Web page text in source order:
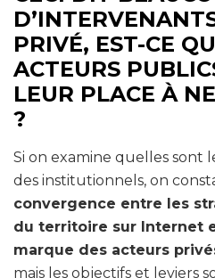
PRIVÉ, EST-CE
ACTEURS
LEUR PLACE À
?
Si on examine quelles sont
des institutionnels, on
convergence entre les
du territoire sur Internet
marque des acteurs
mais les objectifs et leviers